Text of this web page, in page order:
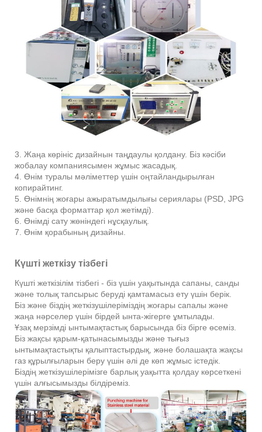
3. Жаңа көрініс дизайнын таңдаулы қолдану. Біз кәсіби
жобалау компаниясымен жұмыс жасадық.
4. Өнім туралы мәліметтер үшін оңтайландырылған
копирайтинг.
5. Өнімнің жоғары ажыратымдылығы сериялары (PSD, JPG
және басқа форматтар қол жетімді).
6. Өнімді сату жөніндегі нұсқаулық.
7. Өнім қорабының дизайны.
Күшті жеткізу тізбегі
Күшті жеткізілім тізбегі - біз үшін уақытында сапаны, санды
және толық тапсырыс беруді қамтамасыз ету үшін берік.
Біз және біздің жеткізушілеріміздің жоғары сапалы және
жаңа нәрселер үшін бірдей ынта-жігерге ұмтылады.
Ұзақ мерзімді ынтымақтастық барысында біз бірге өсеміз.
Біз жақсы қарым-қатынасымызды және тығыз
ынтымақтастықты қалыптастырдық, және болашақта жақсы
газ құрылғыларын беру үшін әлі де көп жұмыс істедік.
Біздің жеткізушілерімізге барлық уақытта қолдау көрсеткені
үшін алғысымызды білдіреміз.